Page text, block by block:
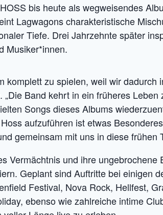
bis heute als wegweisendes
Lagwagons charakteristische
Tiefe. Drei Jahrzehnte später
Musiker*innen.
komplett zu spielen, weil wir dadurch
„Die Band kehrt in ein früheres
Songs dieses Albums
aufzuführen ist etwas
gemeinsam mit uns in diese frühen
Vermächtnis und ihre ungebrochene
Geplant sind Auftritte bei einigen
Festival, Nova Rock, Hellfest,
ebenso wie zahlreiche intime